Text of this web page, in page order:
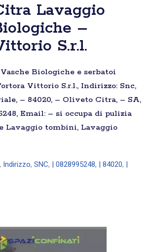
Lavaggio
–
S.r.l.
Biologiche e serbatoi
Vittorio S.r.l., Indirizzo: Snc,
– 84020, – Oliveto Citra, – SA,
Email: – si occupa di pulizia
Lavaggio tombini, Lavaggio
, Indirizzo, SNC, | 0828995248, | 84020,